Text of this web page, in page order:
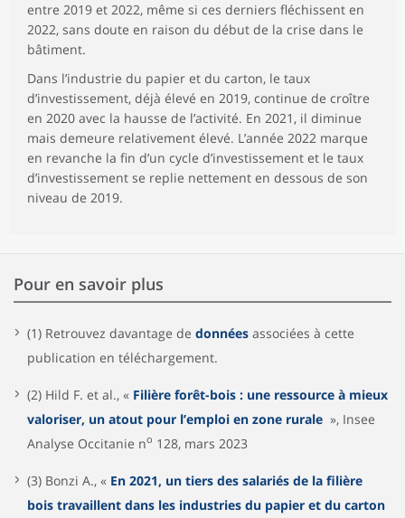
entre 2019 et 2022, même si ces derniers fléchissent en
2022, sans doute en raison du début de la crise dans le
bâtiment.
Dans l’industrie du papier et du carton, le taux
d’investissement, déjà élevé en 2019, continue de croître
en 2020 avec la hausse de l’activité. En 2021, il diminue
mais demeure relativement élevé. L’année 2022 marque
en revanche la fin d’un cycle d’investissement et le taux
d’investissement se replie nettement en dessous de son
niveau de 2019.
Pour en savoir plus
(1) Retrouvez davantage de données associées à cette
publication en téléchargement.
(2) Hild F. et al., « Filière forêt-bois : une ressource à mieux
valoriser, un atout pour l’emploi en zone rurale », Insee
Analyse Occitanie no 128, mars 2023
(3) Bonzi A., « En 2021, un tiers des salariés de la filière
bois travaillent dans les industries du papier et du carton